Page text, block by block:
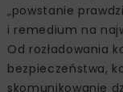
„powstanie
i remedium na
Od rozładowania
bezpieczeństwa,
skomunikowanie